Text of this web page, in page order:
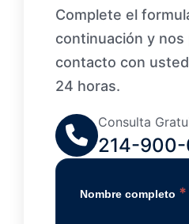
Complete el
continuación y
contacto con
24 horas.
Consulta
214-
Nombre completo *